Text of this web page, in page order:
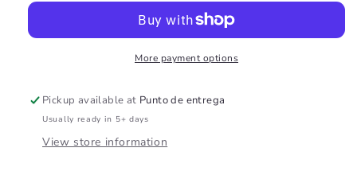
More payment options
Pickup available at Punto de entrega
Usually ready in 5+ days
View store information